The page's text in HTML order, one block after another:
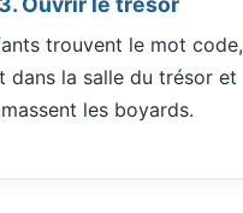
trouvent le mot code,
dans la salle du trésor et
les boyards.